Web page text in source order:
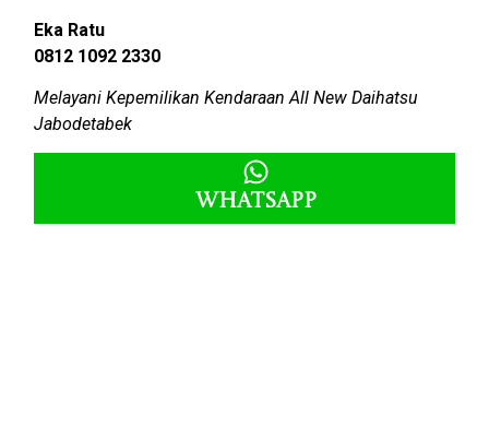
Eka Ratu
0812 1092 2330
Melayani Kepemilikan Kendaraan All New Daihatsu
Jabodetabek
Whatsapp